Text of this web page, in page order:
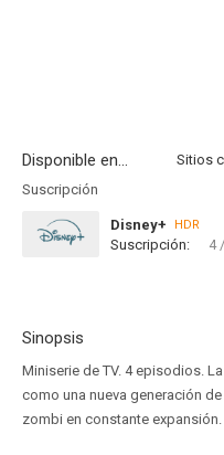
Disponible en...
Suscripción
Disney+ HDR
Suscripción: 4
Sinopsis
Miniserie de TV. 4 episodios.
como una nueva generación
zombi en constante expansión.